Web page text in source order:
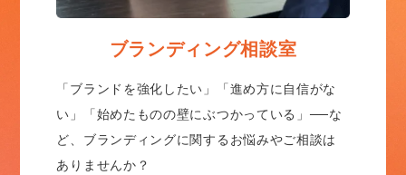
ブランディング相談室
「ブランドを強化したい」「進め方に自信がな
い」「始めたものの壁にぶつかっている」──な
ど、ブランディングに関するお悩みやご相談は
ありませんか？